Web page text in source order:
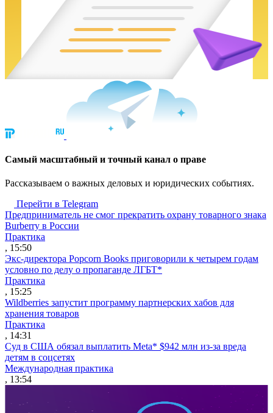
Cамый масштабный и точный канал о праве
Рассказываем о важных деловых и юридических событиях.
Перейти в Telegram
Предприниматель не смог прекратить охрану товарного знака
Burberry в России
Практика
, 15:50
Экс-директора Popcorn Books приговорили к четырем годам
условно по делу о пропаганде ЛГБТ*
Практика
, 15:25
Wildberries запустит программу партнерских хабов для
хранения товаров
Практика
, 14:31
Суд в США обязал выплатить Meta* $942 млн из-за вреда
детям в соцсетях
Международная практика
, 13:54